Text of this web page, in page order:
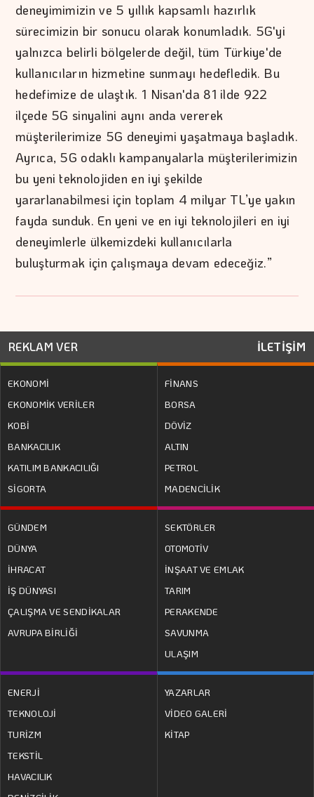
deneyimimizin ve 5 yıllık kapsamlı hazırlık
sürecimizin bir sonucu olarak konumladık. 5G'yi
yalnızca belirli bölgelerde değil, tüm Türkiye'de
kullanıcıların hizmetine sunmayı hedefledik. Bu
hedefimize de ulaştık. 1 Nisan'da 81 ilde 922
ilçede 5G sinyalini aynı anda vererek
müşterilerimize 5G deneyimi yaşatmaya başladık.
Ayrıca, 5G odaklı kampanyalarla müşterilerimizin
bu yeni teknolojiden en iyi şekilde
yararlanabilmesi için toplam 4 milyar TL’ye yakın
fayda sunduk. En yeni ve en iyi teknolojileri en iyi
deneyimlerle ülkemizdeki kullanıcılarla
buluşturmak için çalışmaya devam edeceğiz.”
REKLAM VER İLETİŞİM
EKONOMİ
EKONOMİK VERİLER
KOBİ
BANKACILIK
KATILIM BANKACILIĞI
SİGORTA
FİNANS
BORSA
DÖVİZ
ALTIN
PETROL
MADENCİLİK
GÜNDEM
DÜNYA
İHRACAT
İŞ DÜNYASI
ÇALIŞMA VE SENDİKALAR
AVRUPA BİRLİĞİ
SEKTÖRLER
OTOMOTİV
İNŞAAT VE EMLAK
TARIM
PERAKENDE
SAVUNMA
ULAŞIM
ENERJİ
TEKNOLOJİ
TURİZM
TEKSTİL
HAVACILIK
YAZARLAR
VİDEO GALERİ
KİTAP